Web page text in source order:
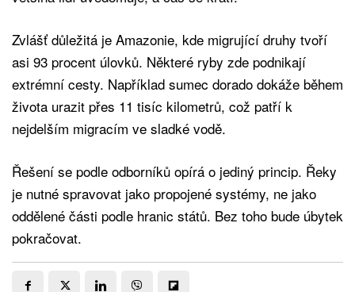
Zvlášť důležitá je Amazonie, kde migrující druhy tvoří
asi 93 procent úlovků. Některé ryby zde podnikají
extrémní cesty. Například sumec dorado dokáže během
života urazit přes 11 tisíc kilometrů, což patří k
nejdelším migracím ve sladké vodě.
Řešení se podle odborníků opírá o jediný princip. Řeky
je nutné spravovat jako propojené systémy, ne jako
oddělené části podle hranic států. Bez toho bude úbytek
pokračovat.